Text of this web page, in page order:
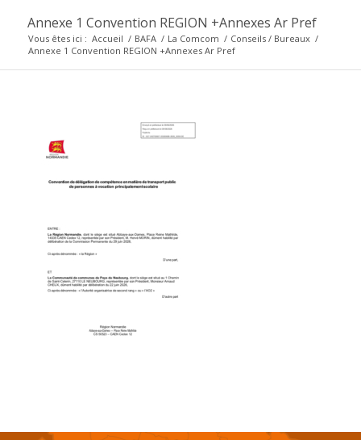
Annexe 1 Convention REGION +Annexes Ar Pref
Vous êtes ici : Accueil / BAFA / La Comcom / Conseils / Bureaux /
Annexe 1 Convention REGION +Annexes Ar Pref